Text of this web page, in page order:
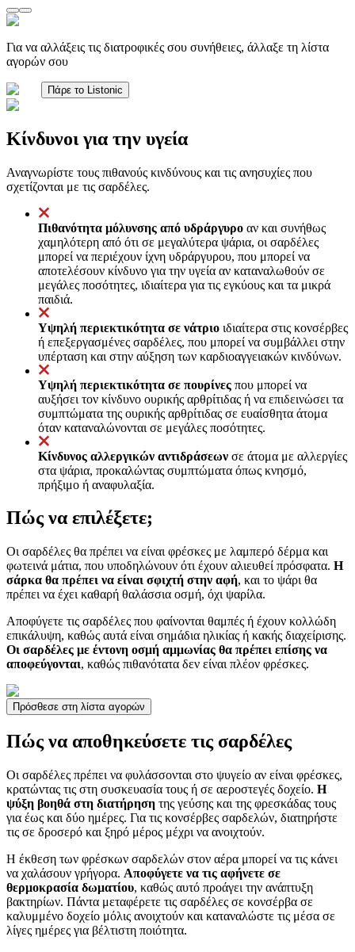
Για να αλλάξεις τις διατροφικές σου συνήθειες, άλλαξε τη λίστα
αγορών σου
Πάρε το Listonic
Κίνδυνοι για την υγεία
Αναγνωρίστε τους πιθανούς κινδύνους και τις ανησυχίες που
σχετίζονται με τις σαρδέλες.
Πιθανότητα μόλυνσης από υδράργυρο αν και συνήθως
χαμηλότερη από ότι σε μεγαλύτερα ψάρια, οι σαρδέλες
μπορεί να περιέχουν ίχνη υδράργυρου, που μπορεί να
αποτελέσουν κίνδυνο για την υγεία αν καταναλωθούν σε
μεγάλες ποσότητες, ιδιαίτερα για τις εγκύους και τα μικρά
παιδιά.
Υψηλή περιεκτικότητα σε νάτριο ιδιαίτερα στις κονσέρβες
ή επεξεργασμένες σαρδέλες, που μπορεί να συμβάλλει στην
υπέρταση και στην αύξηση των καρδιοαγγειακών κινδύνων.
Υψηλή περιεκτικότητα σε πουρίνες που μπορεί να
αυξήσει τον κίνδυνο ουρικής αρθρίτιδας ή να επιδεινώσει τα
συμπτώματα της ουρικής αρθρίτιδας σε ευαίσθητα άτομα
όταν καταναλώνονται σε μεγάλες ποσότητες.
Κίνδυνος αλλεργικών αντιδράσεων σε άτομα με αλλεργίες
στα ψάρια, προκαλώντας συμπτώματα όπως κνησμό,
πρήξιμο ή αναφυλαξία.
Πώς να επιλέξετε;
Οι σαρδέλες θα πρέπει να είναι φρέσκες με λαμπερό δέρμα και
φωτεινά μάτια, που υποδηλώνουν ότι έχουν αλιευθεί πρόσφατα. Η
σάρκα θα πρέπει να είναι σφιχτή στην αφή, και το ψάρι θα
πρέπει να έχει καθαρή θαλάσσια οσμή, όχι ψαρίλα.
Αποφύγετε τις σαρδέλες που φαίνονται θαμπές ή έχουν κολλώδη
επικάλυψη, καθώς αυτά είναι σημάδια ηλικίας ή κακής διαχείρισης.
Οι σαρδέλες με έντονη οσμή αμμωνίας θα πρέπει επίσης να
αποφεύγονται, καθώς πιθανότατα δεν είναι πλέον φρέσκες.
Πρόσθεσε στη λίστα αγορών
Πώς να αποθηκεύσετε τις σαρδέλες
Οι σαρδέλες πρέπει να φυλάσσονται στο ψυγείο αν είναι φρέσκες,
κρατώντας τις στη συσκευασία τους ή σε αεροστεγές δοχείο. Η
ψύξη βοηθά στη διατήρηση της γεύσης και της φρεσκάδας τους
για έως και δύο ημέρες. Για τις κονσέρβες σαρδελών, διατηρήστε
τις σε δροσερό και ξηρό μέρος μέχρι να ανοιχτούν.
Η έκθεση των φρέσκων σαρδελών στον αέρα μπορεί να τις κάνει
να χαλάσουν γρήγορα. Αποφύγετε να τις αφήνετε σε
θερμοκρασία δωματίου, καθώς αυτό προάγει την ανάπτυξη
βακτηρίων. Πάντα μεταφέρετε τις σαρδέλες σε κονσέρβα σε
καλυμμένο δοχείο μόλις ανοιχτούν και καταναλώστε τις μέσα σε
λίγες ημέρες για βέλτιστη ποιότητα.